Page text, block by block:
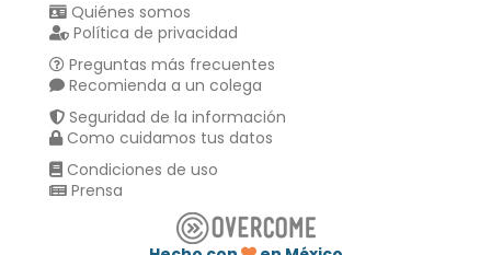
Quiénes somos
Política de privacidad
Preguntas más frecuentes
Recomienda a un colega
Seguridad de la información
Como cuidamos tus datos
Condiciones de uso
Prensa